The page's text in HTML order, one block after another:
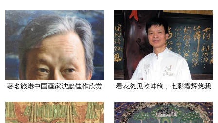
著名旅港中国画家沈默佳作欣赏
看花忽见乾坤绚，七彩霞辉悠我